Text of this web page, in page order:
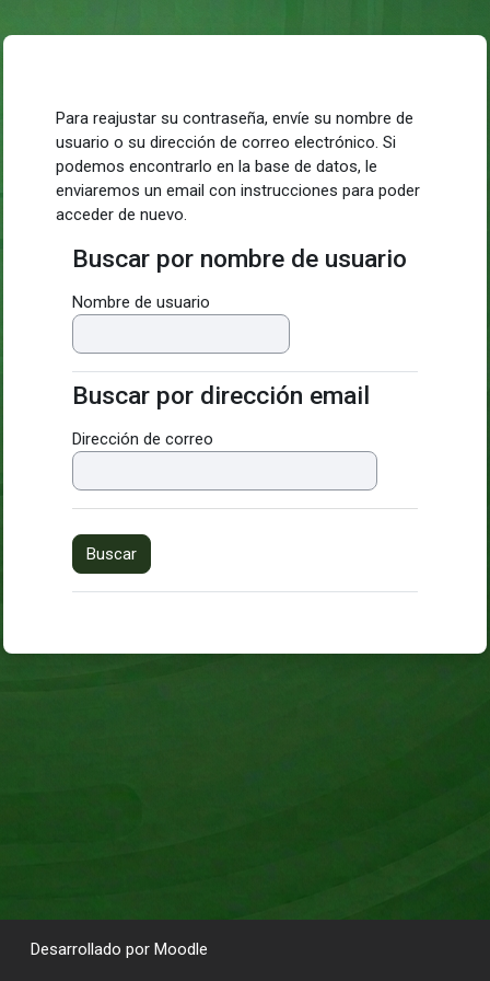
Para reajustar su contraseña, envíe su nombre de
usuario o su dirección de correo electrónico. Si
podemos encontrarlo en la base de datos, le
enviaremos un email con instrucciones para poder
acceder de nuevo.
Buscar por nombre de usuario
Buscar por nombre de usuario
Nombre de usuario
Buscar por dirección email
Buscar por dirección email
Dirección de correo
Desarrollado por Moodle